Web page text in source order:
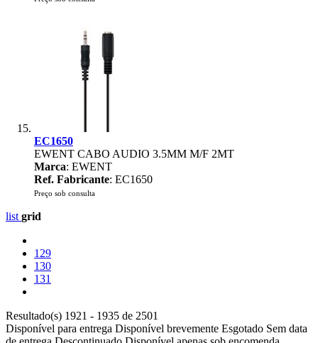
EC1650
EWENT CABO AUDIO 3.5MM M/F 2MT
Marca: EWENT
Ref. Fabricante: EC1650
Preço sob consulta
list grid
129
130
131
Resultado(s) 1921 - 1935 de 2501
Disponível para entrega Disponível brevemente Esgotado Sem data